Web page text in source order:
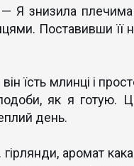
Я знизила плечима
Поставивши її
їсть млинці і
як я готую.
день.
аромат